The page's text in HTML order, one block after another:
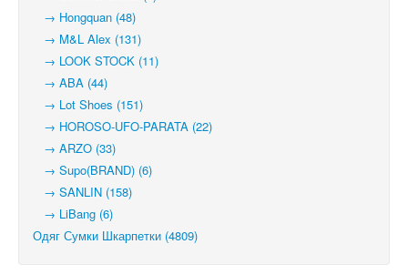
→ Hongquan (48)
→ M&L Alex (131)
→ LOOK STOCK (11)
→ ABA (44)
→ Lot Shoes (151)
→ HOROSO-UFO-PARATA (22)
→ ARZO (33)
→ Supo(BRAND) (6)
→ SANLIN (158)
→ LiBang (6)
Одяг Сумки Шкарпетки (4809)